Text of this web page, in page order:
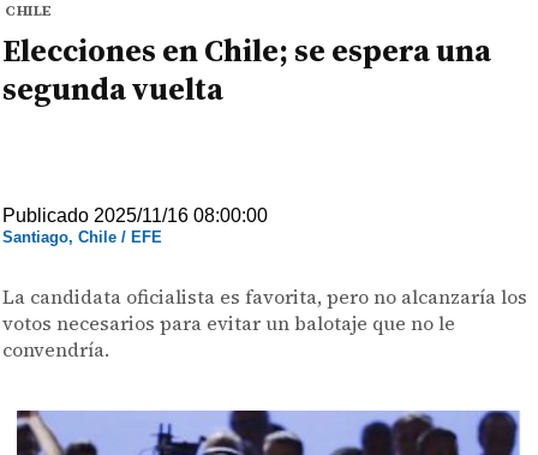
CHILE
Elecciones en Chile; se espera una
segunda vuelta
Publicado 2025/11/16 08:00:00
Santiago, Chile / EFE
La candidata oficialista es favorita, pero no alcanzaría los
votos necesarios para evitar un balotaje que no le
convendría.